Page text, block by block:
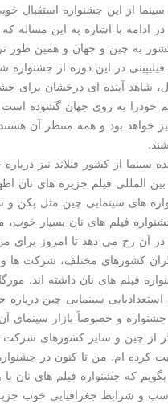
از این جشنواره استقبال
ادامه با اشاره به این مساله
به چین و جهان و همین طور
فیلیپینی در این دوره از
آینده ای درخشان برای
خودرا به روی جهان گشوده است
خواهد بود و همه منتظر آن
سینما از كشور فنلاند نیز
المللی فیلم جزیره های نان
های سینمایی چین مثل پكن
فیلم های نان بسیار
در آن رخ می دهد تا امروز برای
كشورهای مختلف، شركت ها
فیلم های نان داشته اند.
سینمایی چین
و خصوصاً بازار سینمای
از ۳۰ سینماگر از چین و سایر
كرده ام. من تا كنون در
كه جشنواره فیلم های نان
و شرایط جغرافیایی خوب